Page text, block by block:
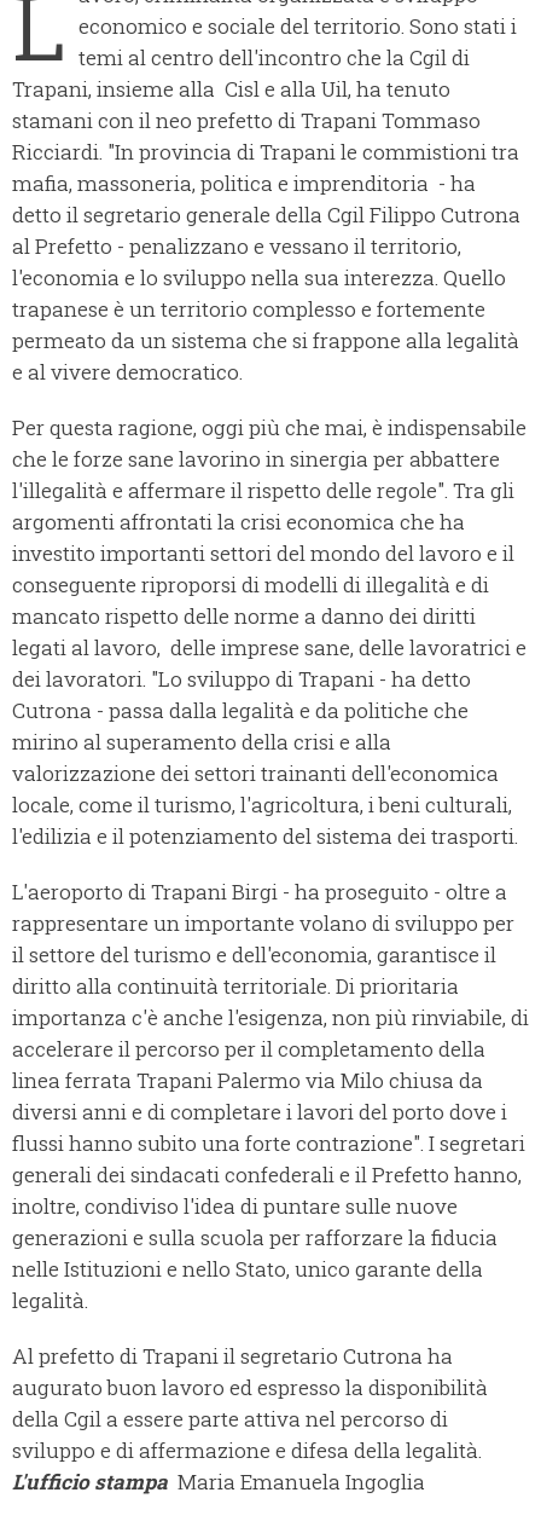
L economico e sociale del territorio. Sono stati i
temi al centro dell'incontro che la Cgil di
Trapani, insieme alla Cisl e alla Uil, ha tenuto
stamani con il neo prefetto di Trapani Tommaso
Ricciardi. "In provincia di Trapani le commistioni tra
mafia, massoneria, politica e imprenditoria - ha
detto il segretario generale della Cgil Filippo Cutrona
al Prefetto - penalizzano e vessano il territorio,
l'economia e lo sviluppo nella sua interezza. Quello
trapanese è un territorio complesso e fortemente
permeato da un sistema che si frappone alla legalità
e al vivere democratico.
Per questa ragione, oggi più che mai, è indispensabile
che le forze sane lavorino in sinergia per abbattere
l'illegalità e affermare il rispetto delle regole". Tra gli
argomenti affrontati la crisi economica che ha
investito importanti settori del mondo del lavoro e il
conseguente riproporsi di modelli di illegalità e di
mancato rispetto delle norme a danno dei diritti
legati al lavoro, delle imprese sane, delle lavoratrici e
dei lavoratori. "Lo sviluppo di Trapani - ha detto
Cutrona - passa dalla legalità e da politiche che
mirino al superamento della crisi e alla
valorizzazione dei settori trainanti dell'economica
locale, come il turismo, l'agricoltura, i beni culturali,
l'edilizia e il potenziamento del sistema dei trasporti.
L'aeroporto di Trapani Birgi - ha proseguito - oltre a
rappresentare un importante volano di sviluppo per
il settore del turismo e dell'economia, garantisce il
diritto alla continuità territoriale. Di prioritaria
importanza c'è anche l'esigenza, non più rinviabile, di
accelerare il percorso per il completamento della
linea ferrata Trapani Palermo via Milo chiusa da
diversi anni e di completare i lavori del porto dove i
flussi hanno subito una forte contrazione". I segretari
generali dei sindacati confederali e il Prefetto hanno,
inoltre, condiviso l'idea di puntare sulle nuove
generazioni e sulla scuola per rafforzare la fiducia
nelle Istituzioni e nello Stato, unico garante della
legalità.
Al prefetto di Trapani il segretario Cutrona ha
augurato buon lavoro ed espresso la disponibilità
della Cgil a essere parte attiva nel percorso di
sviluppo e di affermazione e difesa della legalità.
L'ufficio stampa Maria Emanuela Ingoglia